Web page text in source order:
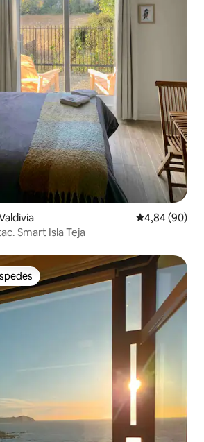
Calificación
4,84 (90)
Smart Isla Teja